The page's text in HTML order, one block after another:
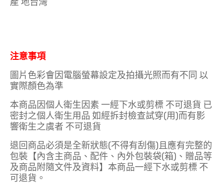
注意事項
圖片色彩會因電腦螢幕設定及拍攝光照而有不同 以
實際顏色為準
本商品因個人衛生因素 一經下水或剪標 不可退貨 已
密封之個人衛生用品 如經拆封檢查試穿(用)而有影
響衛生之虞者 不可退貨
退回商品必須是全新狀態(不得有刮傷)且應有完整的
包裝【內含主商品、配件、內外包裝袋(箱)、贈品等
及商品附隨文件及資料】本商品一經下水或剪標 不
可退貨。